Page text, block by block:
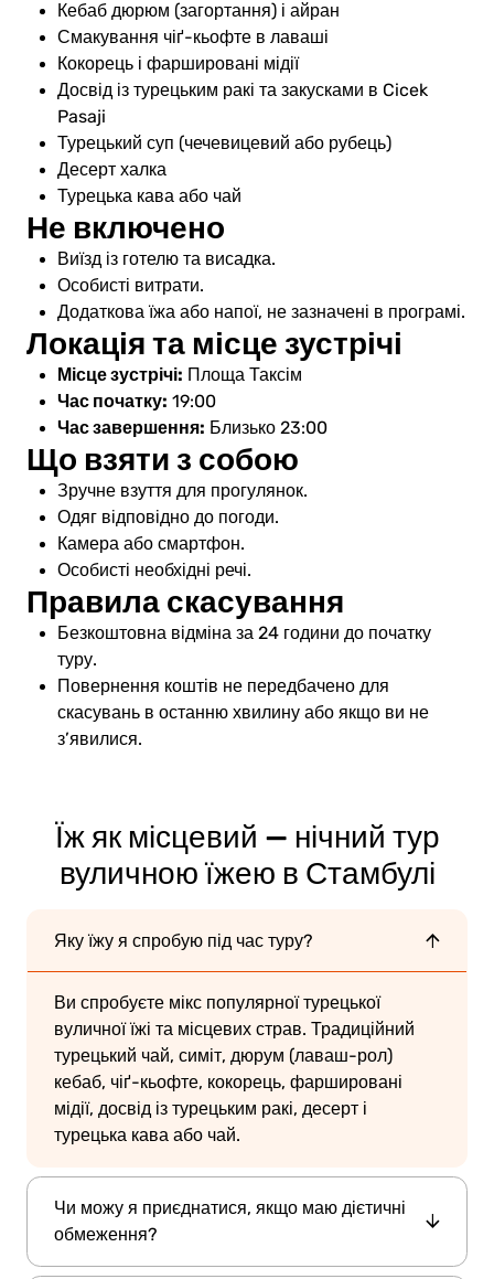
Кебаб дюрюм (загортання) і айран
Смакування чіґ-кьофте в лаваші
Кокорець і фаршировані мідії
Досвід із турецьким ракі та закусками в Cicek
Pasaji
Турецький суп (чечевицевий або рубець)
Десерт халка
Турецька кава або чай
Не включено
Виїзд із готелю та висадка.
Особисті витрати.
Додаткова їжа або напої, не зазначені в програмі.
Локація та місце зустрічі
Місце зустрічі: Площа Таксім
Час початку: 19:00
Час завершення: Близько 23:00
Що взяти з собою
Зручне взуття для прогулянок.
Одяг відповідно до погоди.
Камера або смартфон.
Особисті необхідні речі.
Правила скасування
Безкоштовна відміна за 24 години до початку
туру.
Повернення коштів не передбачено для
скасувань в останню хвилину або якщо ви не
з’явилися.
Їж як місцевий — нічний тур
вуличною їжею в Стамбулі
Яку їжу я спробую під час туру?
Ви спробуєте мікс популярної турецької
вуличної їжі та місцевих страв. Традиційний
турецький чай, симіт, дюрум (лаваш-рол)
кебаб, чіґ-кьофте, кокорець, фаршировані
мідії, досвід із турецьким ракі, десерт і
турецька кава або чай.
Чи можу я приєднатися, якщо маю дієтичні
обмеження?